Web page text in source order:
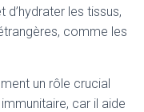
les tissus,
comme les
un rôle crucial
car il aide